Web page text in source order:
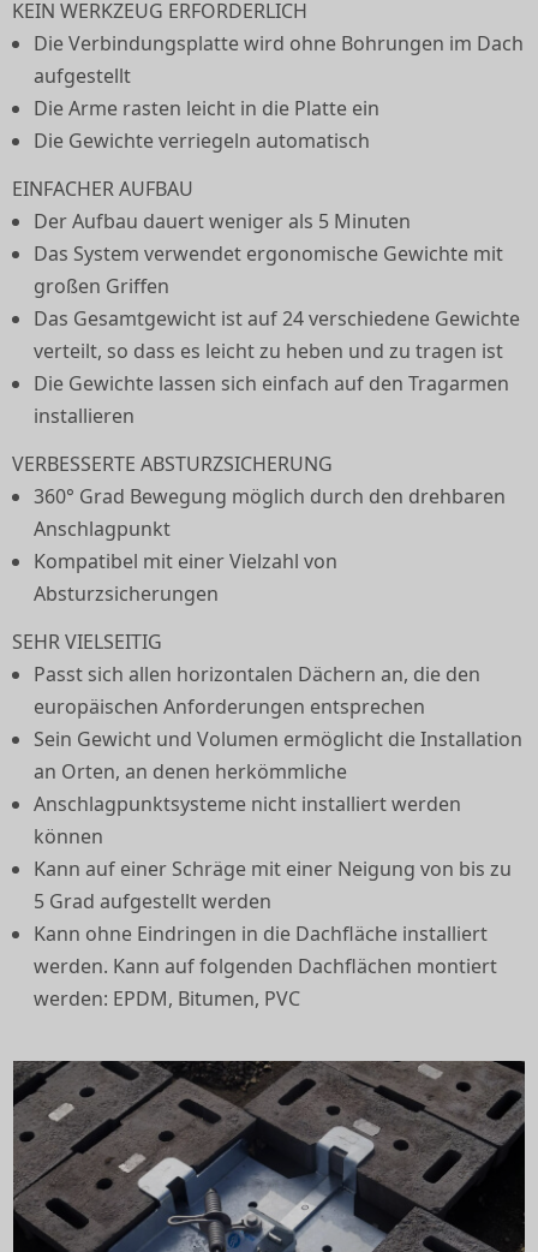
KEIN WERKZEUG ERFORDERLICH
Die Verbindungsplatte wird ohne Bohrungen im Dach
aufgestellt
Die Arme rasten leicht in die Platte ein
Die Gewichte verriegeln automatisch
EINFACHER AUFBAU
Der Aufbau dauert weniger als 5 Minuten
Das System verwendet ergonomische Gewichte mit
großen Griffen
Das Gesamtgewicht ist auf 24 verschiedene Gewichte
verteilt, so dass es leicht zu heben und zu tragen ist
Die Gewichte lassen sich einfach auf den Tragarmen
installieren
VERBESSERTE ABSTURZSICHERUNG
360° Grad Bewegung möglich durch den drehbaren
Anschlagpunkt
Kompatibel mit einer Vielzahl von
Absturzsicherungen
SEHR VIELSEITIG
Passt sich allen horizontalen Dächern an, die den
europäischen Anforderungen entsprechen
Sein Gewicht und Volumen ermöglicht die Installation
an Orten, an denen herkömmliche
Anschlagpunktsysteme nicht installiert werden
können
Kann auf einer Schräge mit einer Neigung von bis zu
5 Grad aufgestellt werden
Kann ohne Eindringen in die Dachfläche installiert
werden. Kann auf folgenden Dachflächen montiert
werden: EPDM, Bitumen, PVC